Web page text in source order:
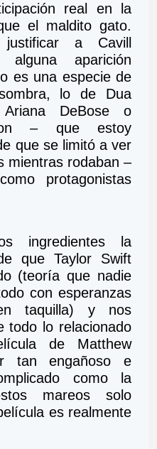
real en la
el maldito gato.
a Cavill
aparición
es una especie de
lo de Dua
DeBose o
– que estoy
que se limitó a ver
mientras rodaban –
protagonistas
ingredientes la
que Taylor Swift
(teoría que nadie
con esperanzas
taquilla) y nos
todo lo relacionado
de Matthew
tan engañoso e
como la
mareos solo
es realmente